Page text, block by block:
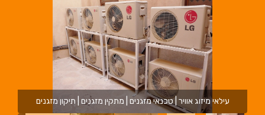
עילאי מיזוג אוויר | טכנאי מזגנים | מתקין מזגנים | תיקון מזגנים